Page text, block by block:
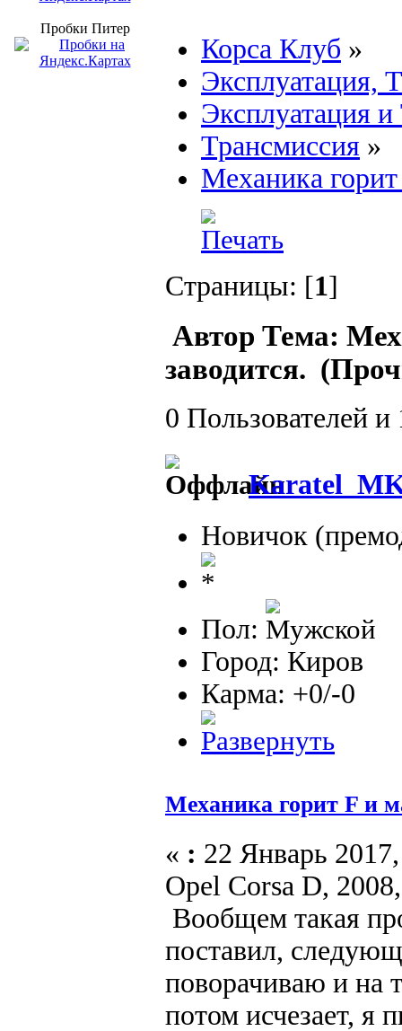
Пробки Питер
Корса Клуб »
Эксплуатация,
Эксплуатация
Трансмиссия »
Механика
Страницы: [1]
Автор Тема:
заводится.
0 Пользователей
Новичок
Пол:
Город: Киров
Карма: +0/-0
Механика горит F и
« : 22 Январь
Opel Corsa D,
Вообщем такая
поставил,
поворачиваю и на
потом исчезает, я